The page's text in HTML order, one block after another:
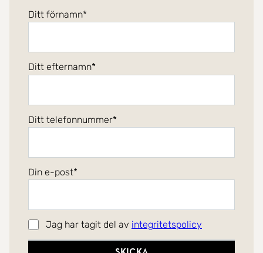
Ditt förnamn
Ditt efternamn
Ditt telefonnummer
Din e-post
Jag har tagit del av integritetspolicy